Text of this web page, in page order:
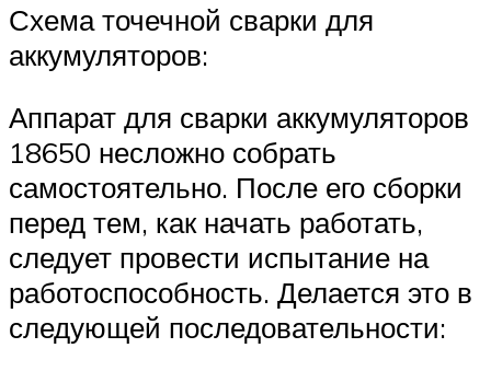
Схема точечной сварки для
аккумуляторов:
Аппарат для сварки аккумуляторов
18650 несложно собрать
самостоятельно. После его сборки
перед тем, как начать работать,
следует провести испытание на
работоспособность. Делается это в
следующей последовательности: